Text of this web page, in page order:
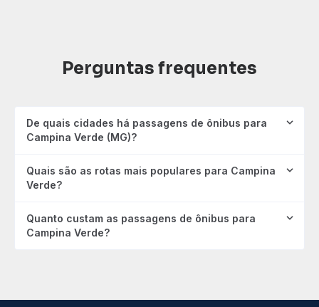
Perguntas frequentes
De quais cidades há passagens de ônibus para
Campina Verde (MG)?
Quais são as rotas mais populares para Campina
Verde?
Quanto custam as passagens de ônibus para
Campina Verde?